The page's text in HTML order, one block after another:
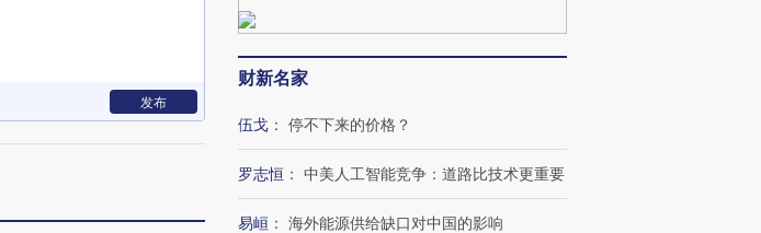
发布
财新名家
伍戈 ： 停不下来的价格？
罗志恒 ： 中美人工智能竞争：道路比技术更重要
易峘 ： 海外能源供给缺口对中国的影响